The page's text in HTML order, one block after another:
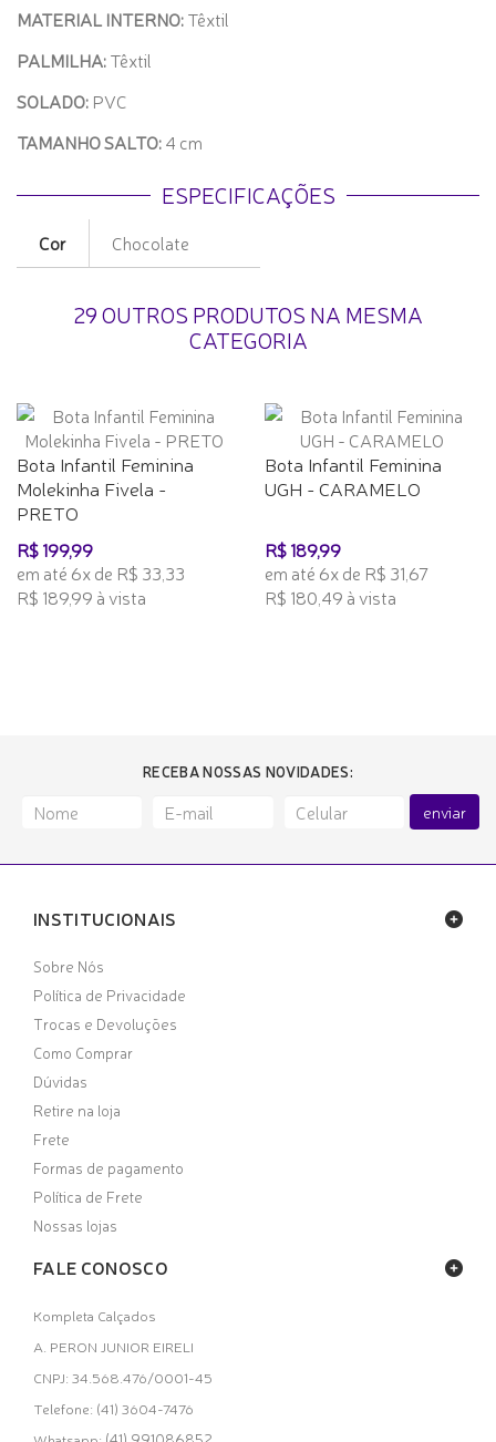
MATERIAL INTERNO:Têxtil
PALMILHA:Têxtil
SOLADO: PVC
TAMANHO SALTO:4 cm
ESPECIFICAÇÕES
Cor Chocolate
29 OUTROS PRODUTOS NA MESMA
CATEGORIA
Bota Infantil Feminina
Molekinha Fivela -
PRETO
R$ 199,99
em até 6x de R$ 33,33
R$ 189,99 à vista
Bota Infantil Feminina
UGH - CARAMELO
R$ 189,99
em até 6x de R$ 31,67
R$ 180,49 à vista
RECEBA NOSSAS NOVIDADES:
enviar
INSTITUCIONAIS
Sobre Nós
Política de Privacidade
Trocas e Devoluções
Como Comprar
Dúvidas
Retire na loja
Frete
Formas de pagamento
Política de Frete
Nossas lojas
FALE CONOSCO
Kompleta Calçados
A. PERON JUNIOR EIRELI
CNPJ: 34.568.476/0001-45
Telefone: (41) 3604-7476